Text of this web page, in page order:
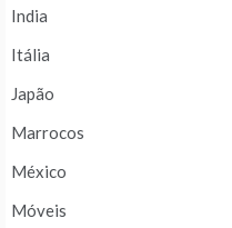
India
Itália
Japão
Marrocos
México
Móveis